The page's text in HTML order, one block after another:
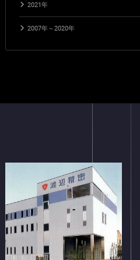
2021年
2007年～2020年